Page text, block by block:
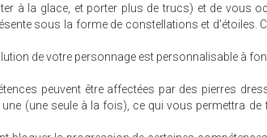
à la glace, et porter plus de trucs) et de vous
sous la forme de constellations et d'étoiles.
de votre personnage est personnalisable à
peuvent être affectées par des pierres
(une seule à la fois), ce qui vous permettra